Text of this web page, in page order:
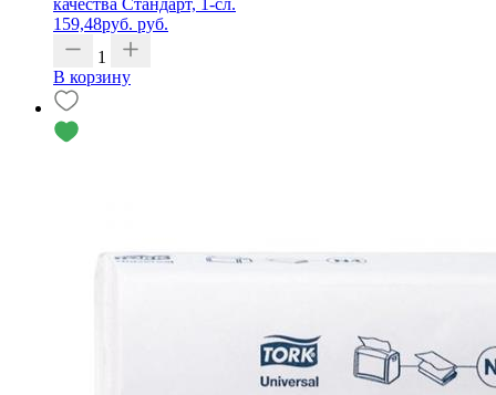
качества Стандарт, 1-сл.
159,48руб. руб.
1
В корзину